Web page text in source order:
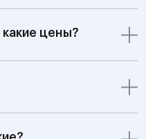
цены?